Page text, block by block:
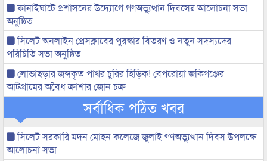
কানাইঘাটে প্রশাসনের উদ্যোগে গণঅভ্যুত্থান দিবসের আলোচনা সভা
অনুষ্ঠিত
সিলেট অনলাইন প্রেসক্লাবের পুরস্কার বিতরণ ও নতুন সদস্যদের
পরিচিতি সভা অনুষ্ঠিত
লোভাছড়ার জব্দকৃত পাথর চুরির হিড়িক! বেপরোয়া জকিগঞ্জের
আটগ্রামের অবৈধ ক্রাশার জোন চক্র
সর্বাধিক পঠিত খবর
সিলেট সরকারি মদন মোহন কলেজে জুলাই গণঅভ্যুত্থান দিবস উপলক্ষে
আলোচনা সভা